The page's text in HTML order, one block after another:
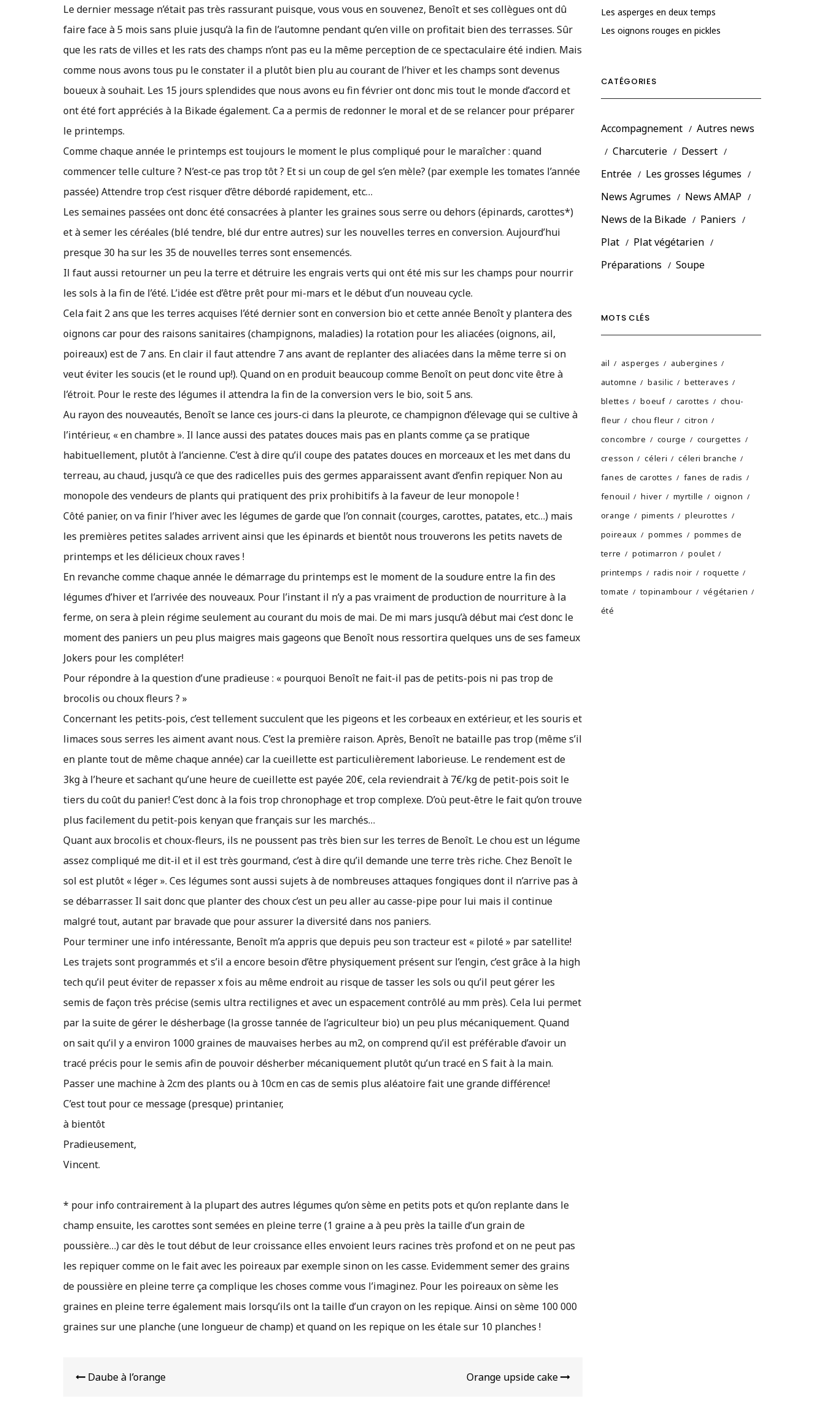
Le dernier message n’était pas très rassurant puisque, vous vous en souvenez, Benoît et ses collègues ont dû
faire face à 5 mois sans pluie jusqu’à la fin de l’automne pendant qu’en ville on profitait bien des terrasses. Sûr
que les rats de villes et les rats des champs n’ont pas eu la même perception de ce spectaculaire été indien. Mais
comme nous avons tous pu le constater il a plutôt bien plu au courant de l’hiver et les champs sont devenus
boueux à souhait. Les 15 jours splendides que nous avons eu fin février ont donc mis tout le monde d’accord et
ont été fort appréciés à la Bikade également. Ca a permis de redonner le moral et de se relancer pour préparer
le printemps.
Comme chaque année le printemps est toujours le moment le plus compliqué pour le maraîcher : quand
commencer telle culture ? N’est-ce pas trop tôt ? Et si un coup de gel s’en mèle? (par exemple les tomates l’année
passée) Attendre trop c’est risquer d’être débordé rapidement, etc…
Les semaines passées ont donc été consacrées à planter les graines sous serre ou dehors (épinards, carottes*)
et à semer les céréales (blé tendre, blé dur entre autres) sur les nouvelles terres en conversion. Aujourd’hui
presque 30 ha sur les 35 de nouvelles terres sont ensemencés.
Il faut aussi retourner un peu la terre et détruire les engrais verts qui ont été mis sur les champs pour nourrir
les sols à la fin de l’été. L’idée est d’être prêt pour mi-mars et le début d’un nouveau cycle.
Cela fait 2 ans que les terres acquises l’été dernier sont en conversion bio et cette année Benoît y plantera des
oignons car pour des raisons sanitaires (champignons, maladies) la rotation pour les aliacées (oignons, ail,
poireaux) est de 7 ans. En clair il faut attendre 7 ans avant de replanter des aliacées dans la même terre si on
veut éviter les soucis (et le round up!). Quand on en produit beaucoup comme Benoît on peut donc vite être à
l’étroit. Pour le reste des légumes il attendra la fin de la conversion vers le bio, soit 5 ans.
Au rayon des nouveautés, Benoît se lance ces jours-ci dans la pleurote, ce champignon d’élevage qui se cultive à
l’intérieur, « en chambre ». Il lance aussi des patates douces mais pas en plants comme ça se pratique
habituellement, plutôt à l’ancienne. C’est à dire qu’il coupe des patates douces en morceaux et les met dans du
terreau, au chaud, jusqu’à ce que des radicelles puis des germes apparaissent avant d’enfin repiquer. Non au
monopole des vendeurs de plants qui pratiquent des prix prohibitifs à la faveur de leur monopole !
Côté panier, on va finir l’hiver avec les légumes de garde que l’on connait (courges, carottes, patates, etc…) mais
les premières petites salades arrivent ainsi que les épinards et bientôt nous trouverons les petits navets de
printemps et les délicieux choux raves !
En revanche comme chaque année le démarrage du printemps est le moment de la soudure entre la fin des
légumes d’hiver et l’arrivée des nouveaux. Pour l’instant il n’y a pas vraiment de production de nourriture à la
ferme, on sera à plein régime seulement au courant du mois de mai. De mi mars jusqu’à début mai c’est donc le
moment des paniers un peu plus maigres mais gageons que Benoît nous ressortira quelques uns de ses fameux
Jokers pour les compléter!
Pour répondre à la question d’une pradieuse : « pourquoi Benoît ne fait-il pas de petits-pois ni pas trop de
brocolis ou choux fleurs ? »
Concernant les petits-pois, c’est tellement succulent que les pigeons et les corbeaux en extérieur, et les souris et
limaces sous serres les aiment avant nous. C’est la première raison. Après, Benoît ne bataille pas trop (même s’il
en plante tout de même chaque année) car la cueillette est particulièrement laborieuse. Le rendement est de
3kg à l’heure et sachant qu’une heure de cueillette est payée 20€, cela reviendrait à 7€/kg de petit-pois soit le
tiers du coût du panier! C’est donc à la fois trop chronophage et trop complexe. D’où peut-être le fait qu’on trouve
plus facilement du petit-pois kenyan que français sur les marchés…
Quant aux brocolis et choux-fleurs, ils ne poussent pas très bien sur les terres de Benoît. Le chou est un légume
assez compliqué me dit-il et il est très gourmand, c’est à dire qu’il demande une terre très riche. Chez Benoît le
sol est plutôt « léger ». Ces légumes sont aussi sujets à de nombreuses attaques fongiques dont il n’arrive pas à
se débarrasser. Il sait donc que planter des choux c’est un peu aller au casse-pipe pour lui mais il continue
malgré tout, autant par bravade que pour assurer la diversité dans nos paniers.
Pour terminer une info intéressante, Benoît m’a appris que depuis peu son tracteur est « piloté » par satellite!
Les trajets sont programmés et s’il a encore besoin d’être physiquement présent sur l’engin, c’est grâce à la high
tech qu’il peut éviter de repasser x fois au même endroit au risque de tasser les sols ou qu’il peut gérer les
semis de façon très précise (semis ultra rectilignes et avec un espacement contrôlé au mm près). Cela lui permet
par la suite de gérer le désherbage (la grosse tannée de l’agriculteur bio) un peu plus mécaniquement. Quand
on sait qu’il y a environ 1000 graines de mauvaises herbes au m2, on comprend qu’il est préférable d’avoir un
tracé précis pour le semis afin de pouvoir désherber mécaniquement plutôt qu’un tracé en S fait à la main.
Passer une machine à 2cm des plants ou à 10cm en cas de semis plus aléatoire fait une grande différence!
C’est tout pour ce message (presque) printanier,
à bientôt
Pradieusement,
Vincent.
* pour info contrairement à la plupart des autres légumes qu’on sème en petits pots et qu’on replante dans le
champ ensuite, les carottes sont semées en pleine terre (1 graine a à peu près la taille d’un grain de
poussière…) car dès le tout début de leur croissance elles envoient leurs racines très profond et on ne peut pas
les repiquer comme on le fait avec les poireaux par exemple sinon on les casse. Evidemment semer des grains
de poussière en pleine terre ça complique les choses comme vous l’imaginez. Pour les poireaux on sème les
graines en pleine terre également mais lorsqu’ils ont la taille d’un crayon on les repique. Ainsi on sème 100 000
graines sur une planche (une longueur de champ) et quand on les repique on les étale sur 10 planches !
de Daube à l’orange Orange upside cake
Les asperges en deux temps
Les oignons rouges en pickles
CATÉGORIES
Accompagnement
Autres news
Charcuterie
Dessert
Entrée
Les grosses légumes
News Agrumes
News AMAP
News de la Bikade
Paniers
Plat
Plat végétarien
Préparations
Soupe
MOTS CLÉS
ail asperges
aubergines
automne
basilic
betteraves
blettes
boeuf carottes
chou-
fleur
chou fleur
citron
concombre
courge
courgettes
cresson
céleri
céleri branche
fanes de carottes
fanes de radis
fenouil
hiver myrtille
oignon
orange
piments
pleurottes
poireaux
pommes
pommes de
terre
potimarron
poulet
printemps
radis noir
roquette
tomate
topinambour
végétarien
été